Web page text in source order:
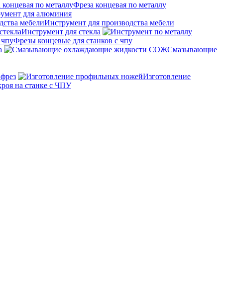
Фреза концевая по металлу
для алюминия
Инструмент для производства мебели
Инструмент для стекла
Фрезы концевые для станков с чпу
Смазывающие
Изготовление
на станке с ЧПУ